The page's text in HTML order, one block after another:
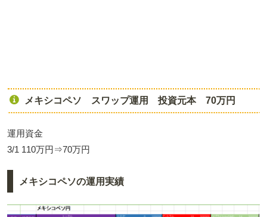
メキシコペソ スワップ運用 投資元本 70万円
運用資金
3/1 110万円⇒70万円
メキシコペソの運用実績